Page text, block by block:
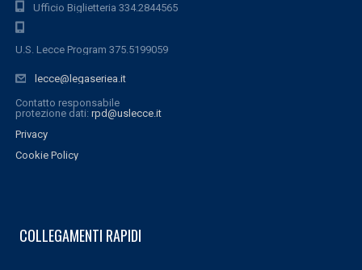
Ufficio Biglietteria 334.2844565
U.S. Lecce Program 375.5199059
lecce@legaseriea.it
Contatto responsabile
protezione dati: rpd@uslecce.it
Privacy
Cookie Policy
COLLEGAMENTI RAPIDI